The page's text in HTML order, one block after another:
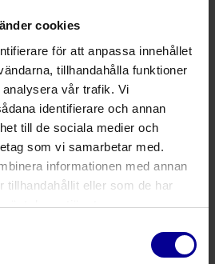
cookies
för att anpassa innehållet
tillhandahålla funktioner
vår trafik. Vi
identifierare och annan
till de sociala medier och
som vi samarbetar med.
informationen med annan
tillhandahållit eller som de har
deras tjänster.
flera olikaoperationsbord
med PinkProtect-material